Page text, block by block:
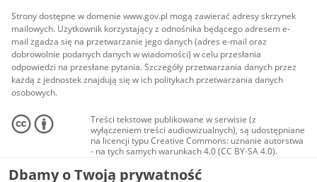
Strony dostępne w domenie www.gov.pl mogą zawierać adresy skrzynek
mailowych. Użytkownik korzystający z odnośnika będącego adresem e-
mail zgadza się na przetwarzanie jego danych (adres e-mail oraz
dobrowolnie podanych danych w wiadomości) w celu przesłania
odpowiedzi na przesłane pytania. Szczegóły przetwarzania danych przez
każdą z jednostek znajdują się w ich politykach przetwarzania danych
osobowych.
Treści tekstowe publikowane w serwisie (z
wyłączeniem treści audiowizualnych), są udostępniane
na licencji typu Creative Commons: uznanie autorstwa
- na tych samych warunkach 4.0 (CC BY-SA 4.0).
Materiały audiowizualne, w tym zdjęcia, materiały
audio i wideo, są udostępniane na licencji typu
Dbamy o Twoją prywatność